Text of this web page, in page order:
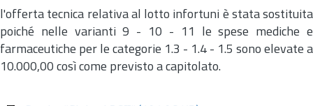
l'offerta tecnica relativa al lotto infortuni è stata sostituita
poiché nelle varianti 9 - 10 - 11 le spese mediche e
farmaceutiche per le categorie 1.3 - 1.4 - 1.5 sono elevate a
10.000,00 così come previsto a capitolato.